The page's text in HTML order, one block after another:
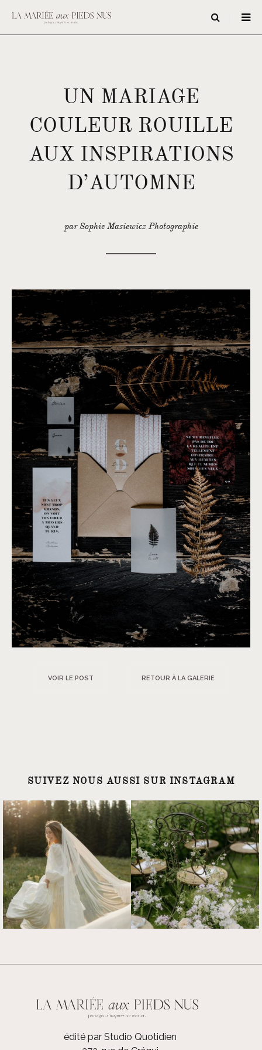
UN MARIAGE
COULEUR ROUILLE
AUX INSPIRATIONS
D’AUTOMNE
par Sophie Masiewicz Photographie
VOIR LE POST RETOUR À LA GALERIE
SUIVEZ NOUS AUSSI SUR INSTAGRAM
édité par Studio Quotidien